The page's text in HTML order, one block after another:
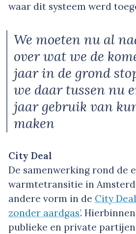
waar dit systeem werd
We moeten nu al
over wat we de
jaar in de grond
we daar tussen nu
jaar gebruik van
maken
City Deal
De samenwerking rond de
warmtetransitie in
andere vorm in de City
zonder aardgas’.
publieke en private